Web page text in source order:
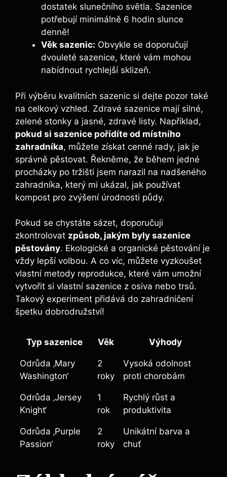
dostatek slunečního světla. Sazenice
potřebují minimálně 6 hodin slunce
denně!
Věk sazenic: Obvykle se doporučují
dvouleté sazenice, které vám mohou
nabídnout rychlejší sklizeň.
Při výběru kvalitních sazenic si dejte pozor také
na celkový vzhled. Zdravé sazenice mají silné,
zelené stonky a jasné, zdravé listy. Například,
pokud si sazenice pořídíte od místního
zahradníka, můžete získat cenné rady, jak je
správně pěstovat. Řekněme, že během jedné
procházky po tržišti jsem narazil na nadšeného
zahradníka, který mi ukázal, jak používat
kompost pro zvýšení úrodnosti půdy.
Pokud se chystáte sázet, doporučuji
zkontrolovat způsob, jakým byly sazenice
pěstovány. Ekologické a organické pěstování je
vždy lepší volbou. A co víc, můžete vyzkoušet
vlastní metody reprodukce, které vám umožní
vytvořit si vlastní sazenice z osiva nebo trsů.
Takový experiment přidává do zahradničení
špetku dobrodružství!
Typ sazenice Věk Výhody
Odrůda ‚Mary
Washington‘
2
roky
Vysoká odolnost
proti chorobám
Odrůda ‚Jersey
Knight‘
1
rok
Rychlý růst a
produktivita
Odrůda ‚Purple
Passion‘
2
roky
Unikátní barva a
chuť